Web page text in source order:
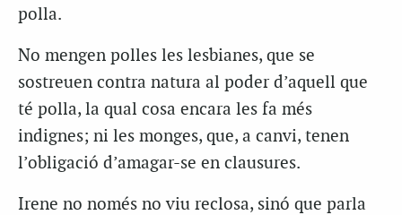
polla.
No mengen polles les lesbianes, que se
sostreuen contra natura al poder d’aquell que
té polla, la qual cosa encara les fa més
indignes; ni les monges, que, a canvi, tenen
l’obligació d’amagar-se en clausures.
Irene no només no viu reclosa, sinó que parla